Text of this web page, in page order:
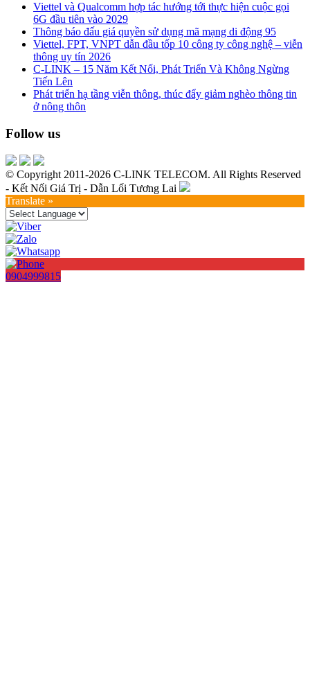
Viettel và Qualcomm hợp tác hướng tới thực hiện cuộc gọi
6G đầu tiên vào 2029
Thông báo đấu giá quyền sử dụng mã mạng di động 95
Viettel, FPT, VNPT dẫn đầu tốp 10 công ty công nghệ – viễn
thông uy tín 2026
C-LINK – 15 Năm Kết Nối, Phát Triển Và Không Ngừng
Tiến Lên
Phát triển hạ tầng viễn thông, thúc đẩy giảm nghèo thông tin
ở nông thôn
Follow us
© Copyright 2011-2026 C-LINK TELECOM. All Rights Reserved
- Kết Nối Giá Trị - Dẫn Lối Tương Lai
Translate »
0904999815